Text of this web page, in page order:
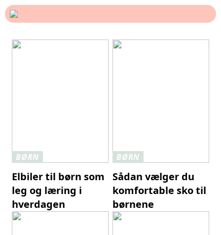
BØRN
Elbiler til børn som
leg og læring i
hverdagen
BØRN
Sådan vælger du
komfortable sko til
børnene